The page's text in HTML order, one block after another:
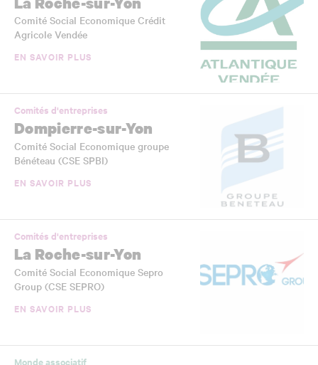
Comité Social Economique Crédit
Agricole Vendée
EN SAVOIR PLUS
Comités d'entreprises
Dompierre-sur-Yon
Comité Social Economique groupe
Bénéteau (CSE SPBI)
EN SAVOIR PLUS
Comités d'entreprises
La Roche-sur-Yon
Comité Social Economique Sepro
Group (CSE SEPRO)
EN SAVOIR PLUS
Monde associatif